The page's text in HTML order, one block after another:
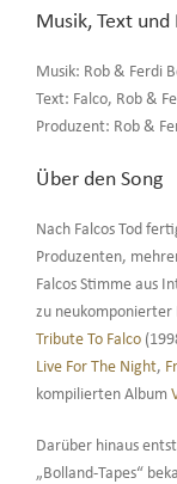
Musik, Text
Musik: Rob & Ferdi
Text: Falco, Rob &
Produzent: Rob &
Über den Song
Nach Falcos Tod
Produzenten,
Falcos Stimme aus
zu neukomponierter
Tribute To Falco
Live For The Night,
kompilierten Album
Darüber hinaus
„Bolland-Tapes“